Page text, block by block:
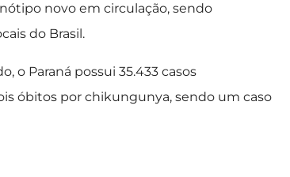
novo em circulação, sendo
do Brasil.
o Paraná possui 35.433 casos
óbitos por chikungunya, sendo um caso